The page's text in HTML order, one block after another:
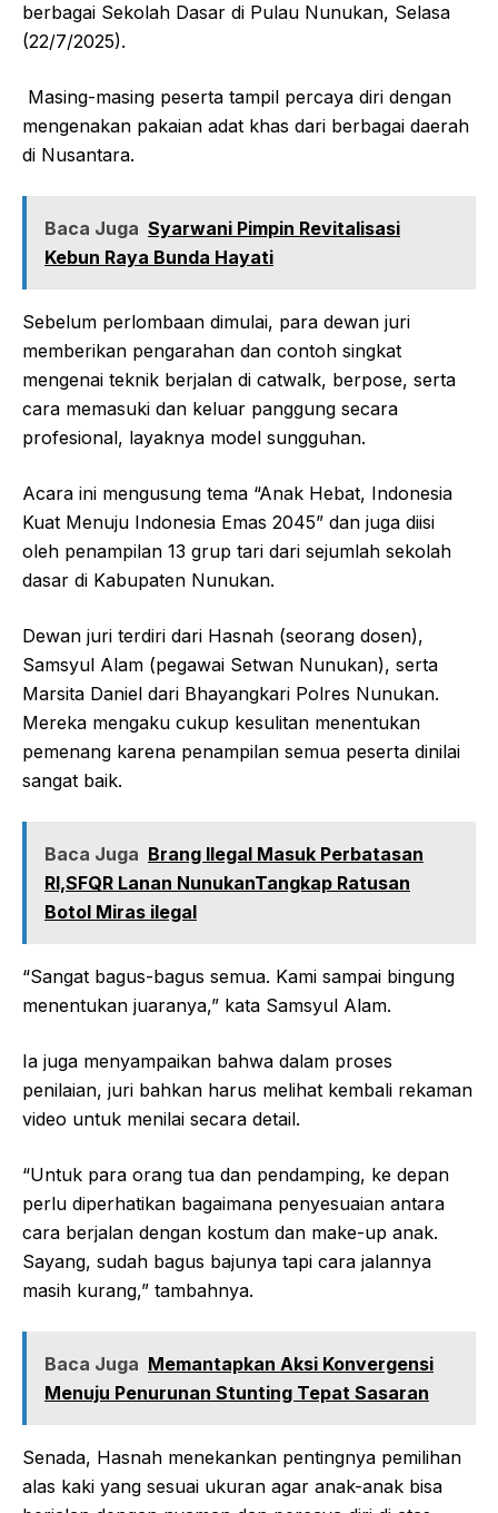
berbagai Sekolah Dasar di Pulau Nunukan, Selasa
(22/7/2025).
Masing-masing peserta tampil percaya diri dengan
mengenakan pakaian adat khas dari berbagai daerah
di Nusantara.
Baca Juga Syarwani Pimpin Revitalisasi
Kebun Raya Bunda Hayati
Sebelum perlombaan dimulai, para dewan juri
memberikan pengarahan dan contoh singkat
mengenai teknik berjalan di catwalk, berpose, serta
cara memasuki dan keluar panggung secara
profesional, layaknya model sungguhan.
Acara ini mengusung tema “Anak Hebat, Indonesia
Kuat Menuju Indonesia Emas 2045” dan juga diisi
oleh penampilan 13 grup tari dari sejumlah sekolah
dasar di Kabupaten Nunukan.
Dewan juri terdiri dari Hasnah (seorang dosen),
Samsyul Alam (pegawai Setwan Nunukan), serta
Marsita Daniel dari Bhayangkari Polres Nunukan.
Mereka mengaku cukup kesulitan menentukan
pemenang karena penampilan semua peserta dinilai
sangat baik.
Baca Juga Brang Ilegal Masuk Perbatasan
RI,SFQR Lanan NunukanTangkap Ratusan
Botol Miras ilegal
“Sangat bagus-bagus semua. Kami sampai bingung
menentukan juaranya,” kata Samsyul Alam.
Ia juga menyampaikan bahwa dalam proses
penilaian, juri bahkan harus melihat kembali rekaman
video untuk menilai secara detail.
“Untuk para orang tua dan pendamping, ke depan
perlu diperhatikan bagaimana penyesuaian antara
cara berjalan dengan kostum dan make-up anak.
Sayang, sudah bagus bajunya tapi cara jalannya
masih kurang,” tambahnya.
Baca Juga Memantapkan Aksi Konvergensi
Menuju Penurunan Stunting Tepat Sasaran
Senada, Hasnah menekankan pentingnya pemilihan
alas kaki yang sesuai ukuran agar anak-anak bisa